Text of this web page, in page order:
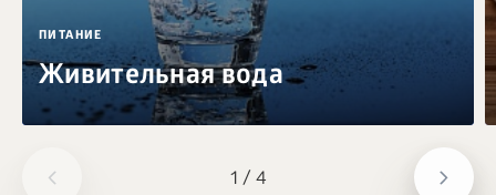
1 / 4
ПИТАНИЕ
Живительная вода